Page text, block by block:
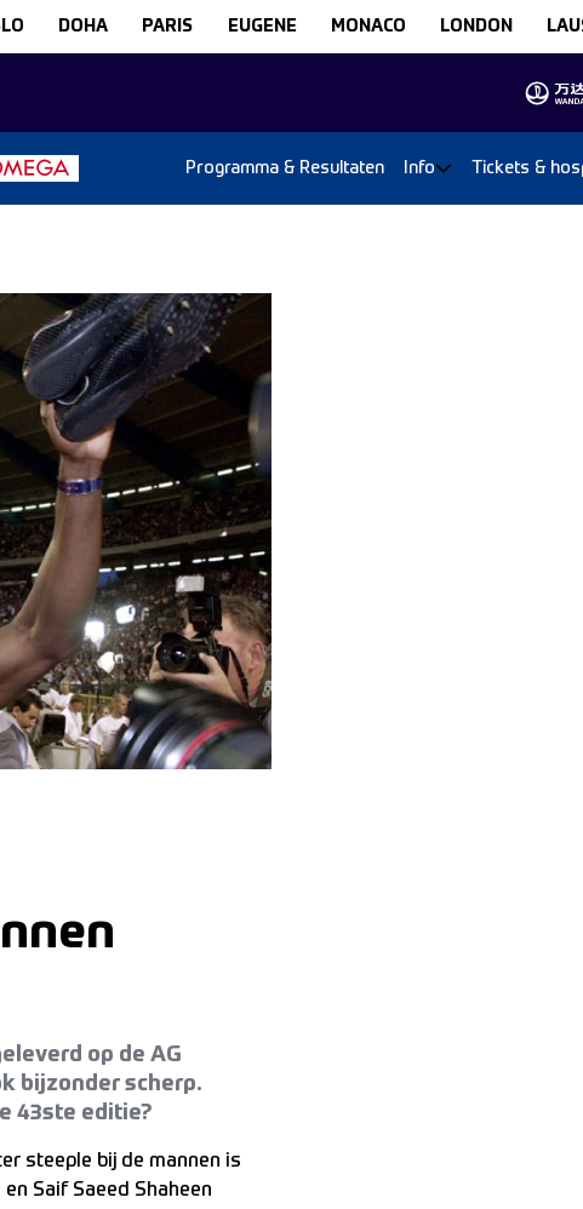
DOHA PARIS EUGENE MONACO LONDON
Programma & Resultaten Info Tickets &
op de AG
bijzonder scherp.
43ste editie?
steeple bij de mannen is
Saif Saeed Shaheen